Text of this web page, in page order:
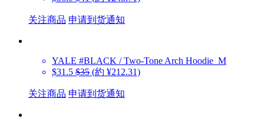
关注商品 申请到货通知
YALE #BLACK / Two-Tone Arch Hoodie_M
$31.5 $35 (約 ¥212.31)
关注商品 申请到货通知